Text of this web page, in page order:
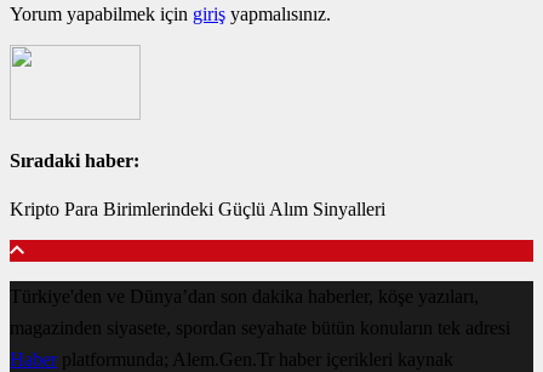
Yorum yapabilmek için giriş yapmalısınız.
Sıradaki haber:
Kripto Para Birimlerindeki Güçlü Alım Sinyalleri
Türkiye'den ve Dünya’dan son dakika haberler, köşe yazıları,
magazinden siyasete, spordan seyahate bütün konuların tek adresi
Haberplatformunda; Alem.Gen.Tr haber içerikleri kaynak